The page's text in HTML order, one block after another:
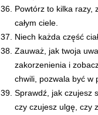
Powtórz to kilka razy,
całym ciele.
Niech każda część
Zauważ, jak twoja
zakorzenienia i
chwili, pozwala być w
Sprawdź, jak czujesz
czy czujesz ulgę, czy